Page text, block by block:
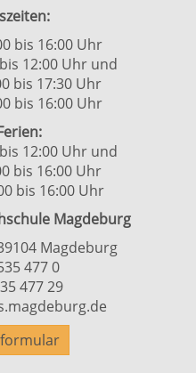
16:00 Uhr
12:00 Uhr und
Uhr
bis 16:00 Uhr
12:00 Uhr und
Uhr
bis 16:00 Uhr
Magdeburg
Magdeburg
477 0
477 29